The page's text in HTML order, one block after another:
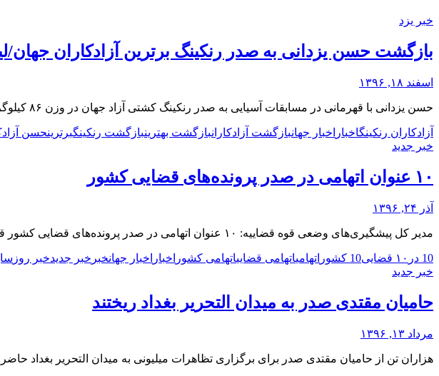
خبر یزد
بازگشت حسن یزدانی به صدر رنکینگ برترین آزادکاران جهان/
اسفند ۱۸, ۱۳۹۶
حسن یزدانی با قهرمانی در مسابقات آسیایی به صدر رنکینگ کشتی آزاد جهان در وزن ۸۶ کیلوگرم بازگشت.
آزادکاران رنکینگاخبار اخبار جهانبازگشت آزادکارانبازگشت بهترینبازگشت رنکینگبرترینحسن
خبر جدید
۱۰ عنوان اتهامی در صدر پرونده‌های قضایی کشور
آذر ۲۴, ۱۳۹۶
مدیر کل پیشگیری‌های وضعی قوه قضاییه: ۱۰ عنوان اتهامی در صدر پرونده‌های قضایی کشور قرار دارد.
10 در ۱۰ قضایی 10 کشور اتهامیاتهامی قضاییاتهامی کشور اخبار اخبار جهانخبر خبر جدیدخبر روز
خبر جدید
حامیان مقتدی صدر به میدان التحریر بغداد ریختند
مرداد ۱۳, ۱۳۹۶
هزاران تن از حامیان مقتدی صدر برای برگزاری تظاهرات میلیونی به میدان التحریر بغداد